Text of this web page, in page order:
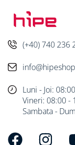
(+40) 740 236
Luni - Joi:
Vineri: 08:00 -
Sambata -